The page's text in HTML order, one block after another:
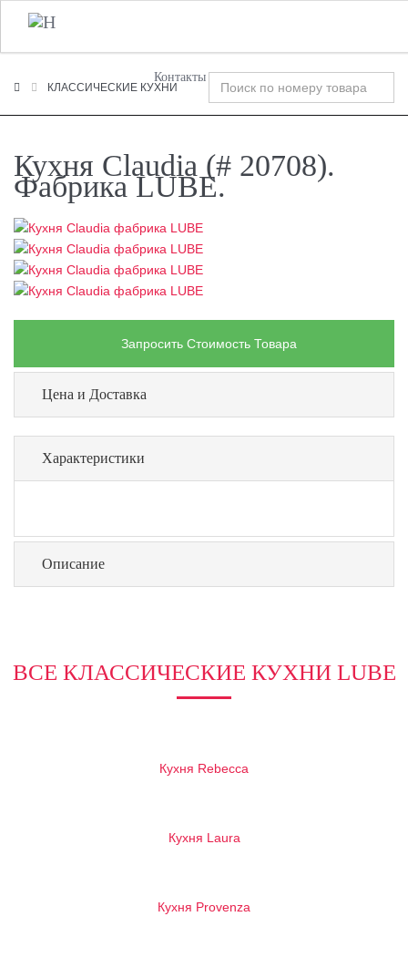
+7 (495) 120-00-58
Контакты
КЛАССИЧЕСКИЕ КУХНИ
Кухня Claudia (# 20708).
Фабрика LUBE.
Запросить Стоимость Товара
Цена и Доставка
Характеристики
Описание
ВСЕ КЛАССИЧЕСКИЕ КУХНИ LUBE
Кухня Rebecca
Кухня Laura
Кухня Provenza